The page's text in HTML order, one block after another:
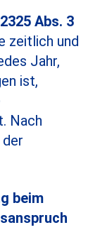
Abs. 3
zeitlich und
Jahr,
ist,
Nach
beim